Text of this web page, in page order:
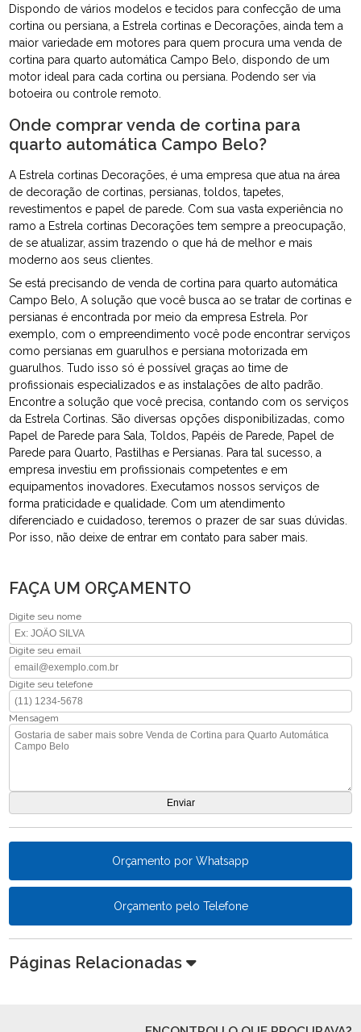
Dispondo de vários modelos e tecidos para confecção de uma
cortina ou persiana, a Estrela cortinas e Decorações, ainda tem a
maior variedade em motores para quem procura uma venda de
cortina para quarto automática Campo Belo, dispondo de um
motor ideal para cada cortina ou persiana. Podendo ser via
botoeira ou controle remoto.
Onde comprar venda de cortina para
quarto automática Campo Belo?
A Estrela cortinas Decorações, é uma empresa que atua na área
de decoração de cortinas, persianas, toldos, tapetes,
revestimentos e papel de parede. Com sua vasta experiência no
ramo a Estrela cortinas Decorações tem sempre a preocupação,
de se atualizar, assim trazendo o que há de melhor e mais
moderno aos seus clientes.
Se está precisando de venda de cortina para quarto automática
Campo Belo, A solução que você busca ao se tratar de cortinas e
persianas é encontrada por meio da empresa Estrela. Por
exemplo, com o empreendimento você pode encontrar serviços
como persianas em guarulhos e persiana motorizada em
guarulhos. Tudo isso só é possível graças ao time de
profissionais especializados e as instalações de alto padrão.
Encontre a solução que você precisa, contando com os serviços
da Estrela Cortinas. São diversas opções disponibilizadas, como
Papel de Parede para Sala, Toldos, Papéis de Parede, Papel de
Parede para Quarto, Pastilhas e Persianas. Para tal sucesso, a
empresa investiu em profissionais competentes e em
equipamentos inovadores. Executamos nossos serviços de
forma praticidade e qualidade. Com um atendimento
diferenciado e cuidadoso, teremos o prazer de sar suas dúvidas.
Por isso, não deixe de entrar em contato para saber mais.
FAÇA UM ORÇAMENTO
Digite seu nome
Digite seu email
Digite seu telefone
Mensagem
Orçamento por Whatsapp
Orçamento pelo Telefone
Páginas Relacionadas